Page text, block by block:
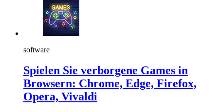
software
Spielen Sie verborgene Games in
Browsern: Chrome, Edge, Firefox,
Opera, Vivaldi